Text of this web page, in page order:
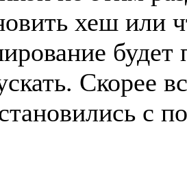
хеш или
будет
Скорее
с